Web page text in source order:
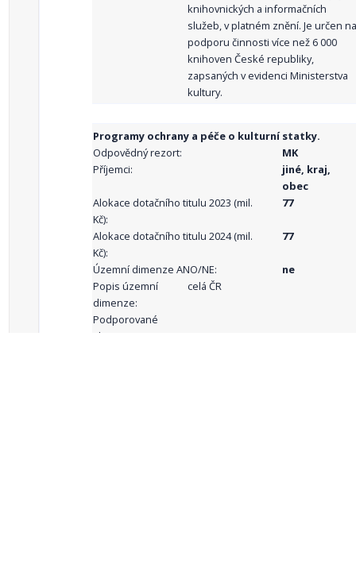
knihovnických a informačních
služeb, v platném znění. Je určen na
podporu činnosti více než 6 000
knihoven České republiky,
zapsaných v evidenci Ministerstva
kultury.
Programy ochrany a péče o kulturní statky.
Odpovědný rezort:
MK
Příjemci:
jiné, kraj,
obec
Alokace dotačního titulu 2023 (mil.
Kč):
77
Alokace dotačního titulu 2024 (mil.
Kč):
77
Územní dimenze ANO/NE:
ne
Popis územní
dimenze:
celá ČR
Podporované
aktivity: